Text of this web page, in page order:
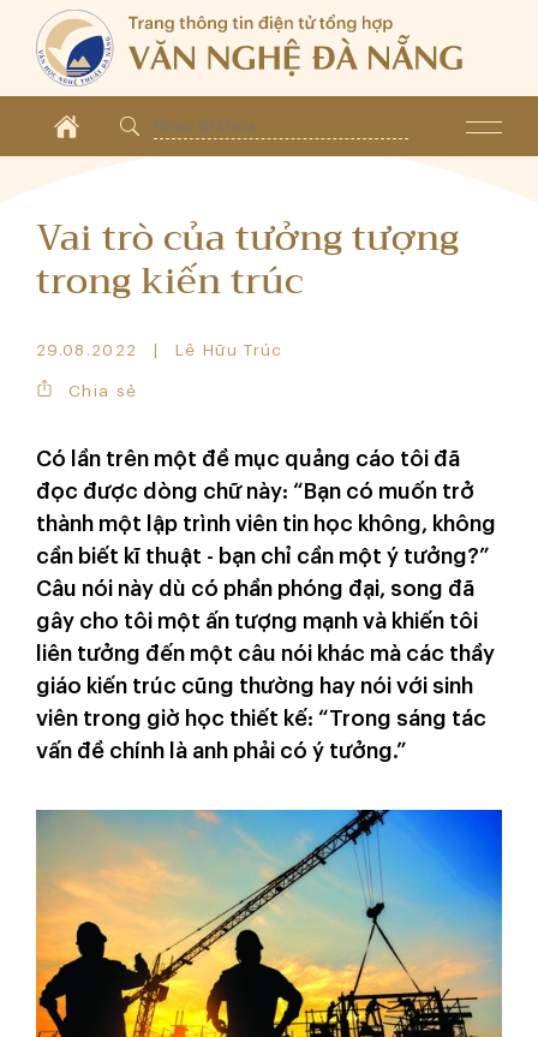
Vai trò của tưởng tượng
trong kiến trúc
29.08.2022 Lê Hữu Trúc
Chia sẻ
Có lần trên một đề mục quảng cáo tôi đã
đọc được dòng chữ này: “Bạn có muốn trở
thành một lập trình viên tin học không, không
cần biết kĩ thuật - bạn chỉ cần một ý tưởng?”
Câu nói này dù có phần phóng đại, song đã
gây cho tôi một ấn tượng mạnh và khiến tôi
liên tưởng đến một câu nói khác mà các thầy
giáo kiến trúc cũng thường hay nói với sinh
viên trong giờ học thiết kế: “Trong sáng tác
vấn đề chính là anh phải có ý tưởng.”